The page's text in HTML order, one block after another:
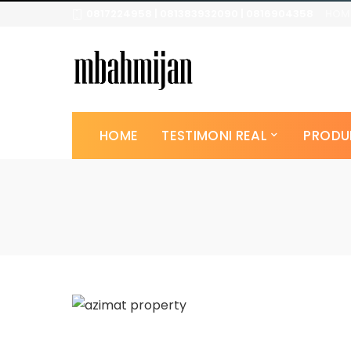
HOME TESTIMONI REAL